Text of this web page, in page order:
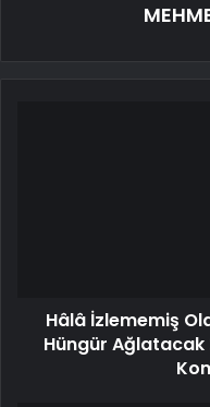
Hâlâ İzlememiş
Hüngür Ağlatacak